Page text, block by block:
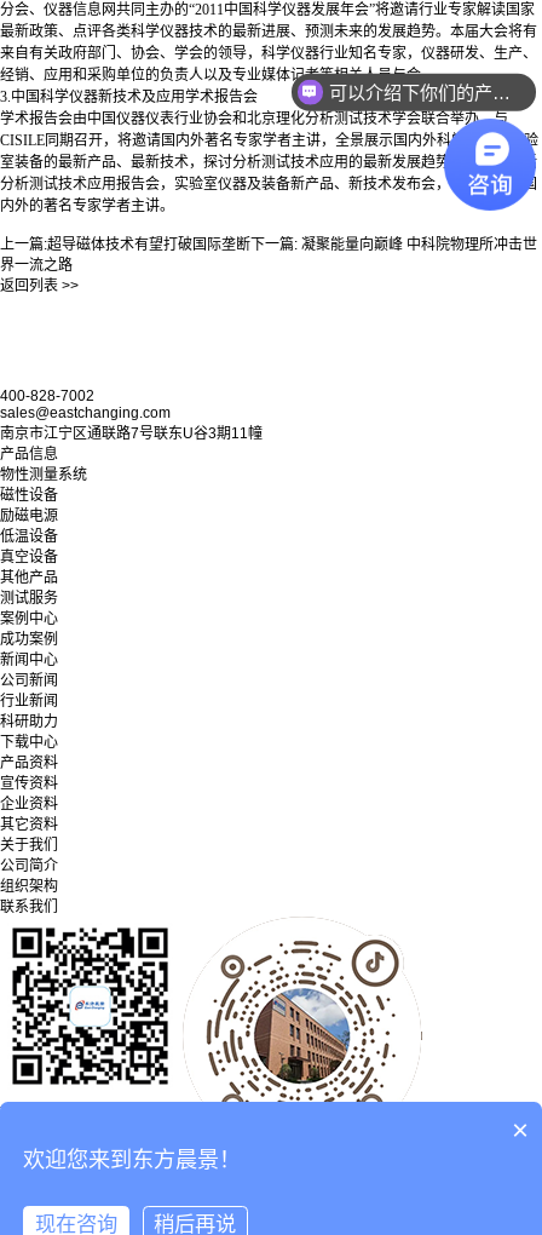
分会、仪器信息网共同主办的“2011中国科学仪器发展年会”将邀请行业专家解读国家
最新政策、点评各类科学仪器技术的最新进展、预测未来的发展趋势。本届大会将有
来自有关政府部门、协会、学会的领导，科学仪器行业知名专家，仪器研发、生产、
经销、应用和采购单位的负责人以及专业媒体记者等相关人员与会。
3.中国科学仪器新技术及应用学术报告会
学术报告会由中国仪器仪表行业协会和北京理化分析测试技术学会联合举办，与
CISILE同期召开，将邀请国内外著名专家学者主讲，全景展示国内外科学仪器及实验
室装备的最新产品、最新技术，探讨分析测试技术应用的最新发展趋势。报告会包括
分析测试技术应用报告会，实验室仪器及装备新产品、新技术发布会，将邀请来自国
内外的著名专家学者主讲。
上一篇:超导磁体技术有望打破国际垄断 下一篇: 凝聚能量向巅峰 中科院物理所冲击世
界一流之路
返回列表 >>
400-828-7002
sales@eastchanging.com
南京市江宁区通联路7号联东U谷3期11幢
产品信息
物性测量系统
磁性设备
励磁电源
低温设备
真空设备
其他产品
测试服务
案例中心
成功案例
新闻中心
公司新闻
行业新闻
科研助力
下载中心
产品资料
宣传资料
企业资料
其它资料
关于我们
公司简介
组织架构
联系我们
微信公众号
抖音二维码
京ICP备05027017号-1
×
欢迎您来到东方晨景！
现在咨询 稍后再说